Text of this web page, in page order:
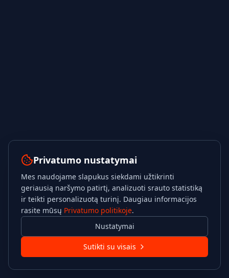
Privatumo nustatymai
Mes naudojame slapukus siekdami užtikrinti
geriausią naršymo patirtį, analizuoti srauto statistiką
ir teikti personalizuotą turinį. Daugiau informacijos
rasite mūsų Privatumo politikoje.
Nustatymai
Sutikti su visais